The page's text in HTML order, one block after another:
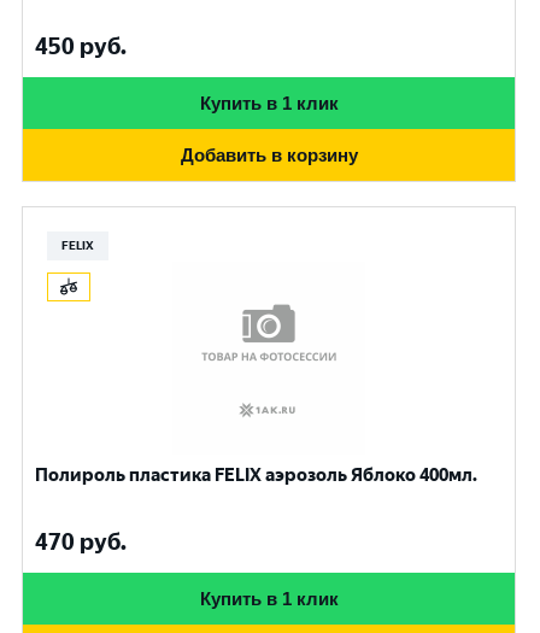
450 руб.
Купить в 1 клик
Добавить в корзину
FELIX
Полироль пластика FELIX аэрозоль Яблоко 400мл.
470 руб.
Купить в 1 клик